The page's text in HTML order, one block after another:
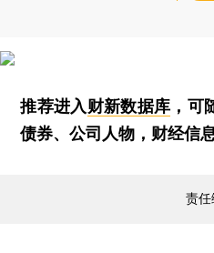
推荐进入财新数据库 ，可
债券、公司人物，财经信
责